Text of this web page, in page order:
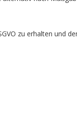
zu erhalten und